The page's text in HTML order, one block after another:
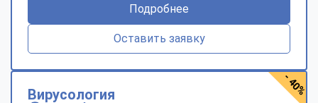
Подробнее
Оставить заявку
Вирусология - 40%